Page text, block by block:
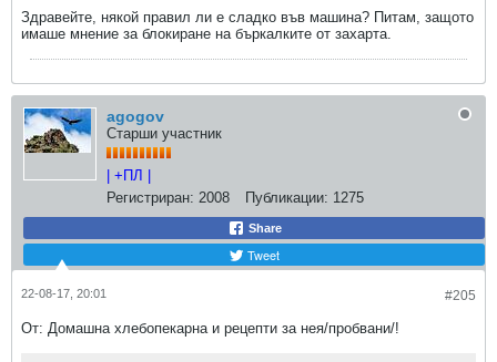
Здравейте, някой правил ли е сладко във машина? Питам, защото
имаше мнение за блокиране на бъркалките от захарта.
agogov
Старши участник
| +ПЛ |
Регистриран: 2008 Публикации: 1275
Share
Tweet
#205
22-08-17, 20:01
От: Домашна хлебопекарна и рецепти за нея/пробвани/!